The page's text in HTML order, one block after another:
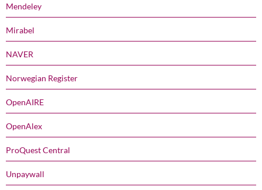
Mendeley
Mirabel
NAVER
Norwegian Register
OpenAIRE
OpenAlex
ProQuest Central
Unpaywall